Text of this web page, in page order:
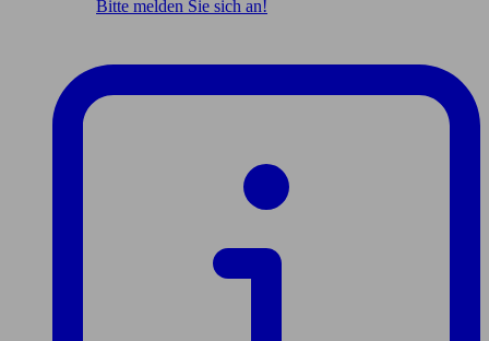
Bitte melden Sie sich an!